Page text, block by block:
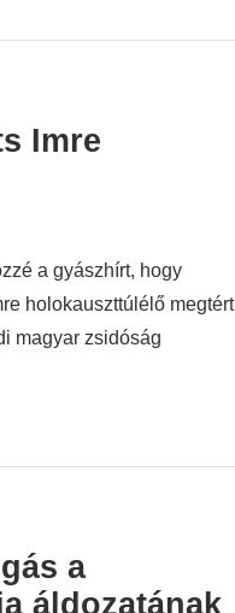
Imre
a gyászhírt, hogy
holokauszttúlélő megtért
magyar zsidóság
a
áldozatának